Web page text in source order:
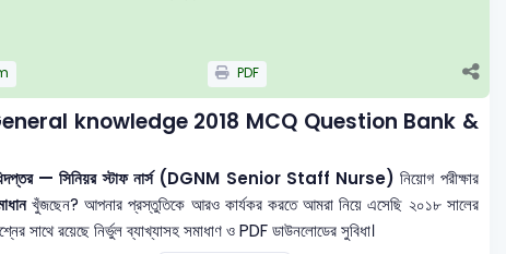
PDF
knowledge 2018 MCQ Question Bank &
অধিদপ্তর — সিনিয়র স্টাফ নার্স (DGNM Senior Staff Nurse)নিয়োগ পরীক্ষার
খুঁজছেন? আপনার প্রস্তুতিকে আরও কার্যকর করতে আমরা নিয়ে এসেছি ২০১৮ সালের
সাথে রয়েছে নির্ভুল ব্যাখ্যাসহ সমাধাণ ও PDF ডাউনলোডের সুবিধা।